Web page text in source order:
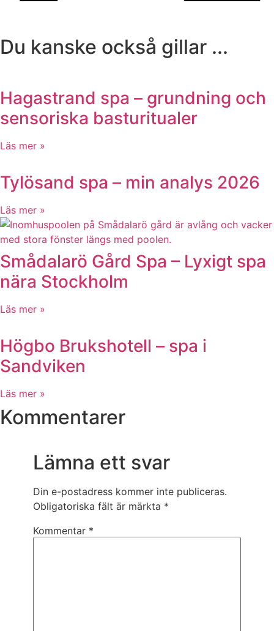
Du kanske också gillar ...
Hagastrand spa – grundning och
sensoriska basturitualer
Läs mer »
Tylösand spa – min analys 2026
Läs mer »
Smådalarö Gård Spa – Lyxigt spa
nära Stockholm
Läs mer »
Högbo Brukshotell – spa i
Sandviken
Läs mer »
Kommentarer
Lämna ett svar
Din e-postadress kommer inte publiceras.
Obligatoriska fält är märkta *
Kommentar *